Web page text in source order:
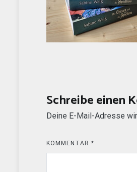
Schreibe einen
Deine E-Mail-Adresse
KOMMENTAR *